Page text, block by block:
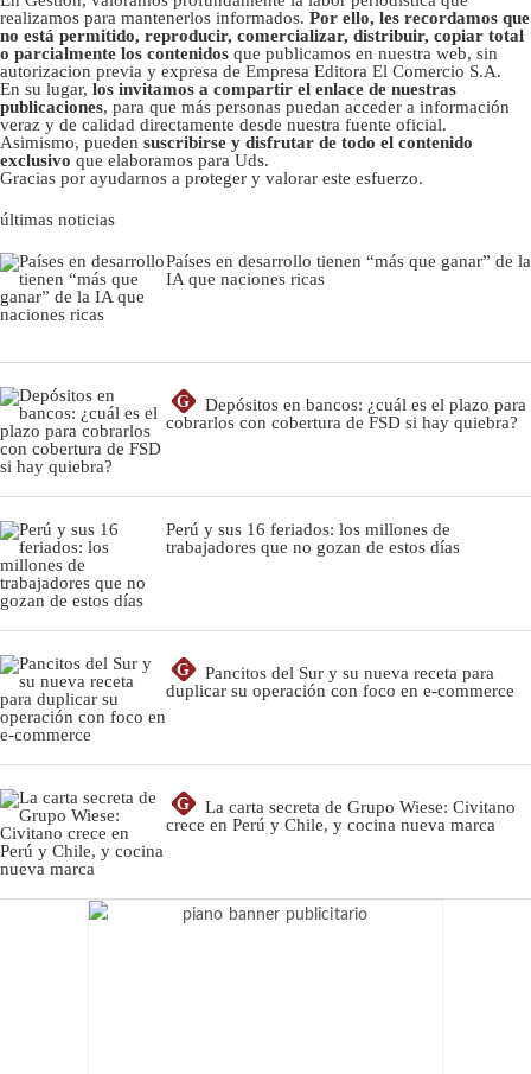
realizamos para mantenerlos informados. Por ello, les recordamos que
no está permitido, reproducir, comercializar, distribuir, copiar total
o parcialmente los contenidos que publicamos en nuestra web, sin
autorizacion previa y expresa de Empresa Editora El Comercio S.A.
En su lugar, los invitamos a compartir el enlace de nuestras
publicaciones, para que más personas puedan acceder a información
veraz y de calidad directamente desde nuestra fuente oficial.
Asimismo, pueden suscribirse y disfrutar de todo el contenido
exclusivo que elaboramos para Uds.
Gracias por ayudarnos a proteger y valorar este esfuerzo.
últimas noticias
Países en desarrollo tienen “más que ganar” de la
IA que naciones ricas
G
Depósitos en bancos: ¿cuál es el plazo para
cobrarlos con cobertura de FSD si hay quiebra?
Perú y sus 16 feriados: los millones de
trabajadores que no gozan de estos días
G
Pancitos del Sur y su nueva receta para
duplicar su operación con foco en e-commerce
G
La carta secreta de Grupo Wiese: Civitano
crece en Perú y Chile, y cocina nueva marca